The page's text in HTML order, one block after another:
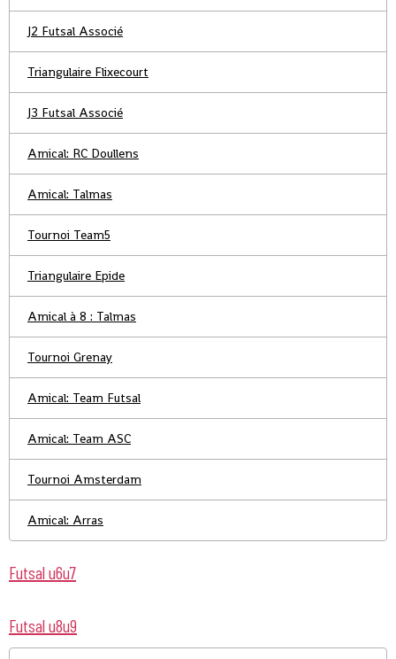
J2 Futsal Associé
Triangulaire Flixecourt
J3 Futsal Associé
Amical: RC Doullens
Amical: Talmas
Tournoi Team5
Triangulaire Epide
Amical à 8 : Talmas
Tournoi Grenay
Amical: Team Futsal
Amical: Team ASC
Tournoi Amsterdam
Amical: Arras
Futsal u6u7
Futsal u8u9